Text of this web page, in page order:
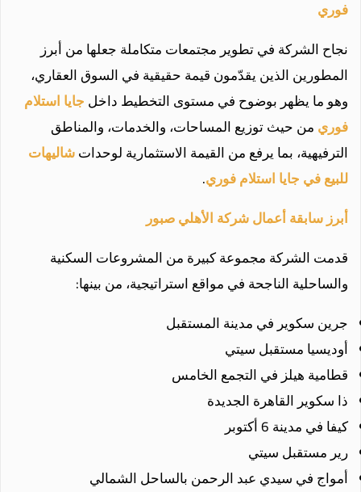
فوري
نجاح الشركة في تطوير مجتمعات متكاملة جعلها من أبرز
المطورين الذين يقدّمون قيمة حقيقية في السوق العقاري،
وهو ما يظهر بوضوح في مستوى التخطيط داخلجايا استلام
فوريمن حيث توزيع المساحات، والخدمات، والمناطق
الترفيهية، بما يرفع من القيمة الاستثمارية لوحداتشاليهات
للبيع في جايا استلام فوري.
أبرز سابقة أعمال شركة الأهلي صبور
قدمت الشركة مجموعة كبيرة من المشروعات السكنية
والساحلية الناجحة في مواقع استراتيجية، من بينها:
جرين سكوير في مدينة المستقبل
أوديسيا مستقبل سيتي
قطامية هيلز في التجمع الخامس
ذا سكوير القاهرة الجديدة
كيفا في مدينة 6 أكتوبر
رير مستقبل سيتي
أمواج في سيدي عبد الرحمن بالساحل الشمالي